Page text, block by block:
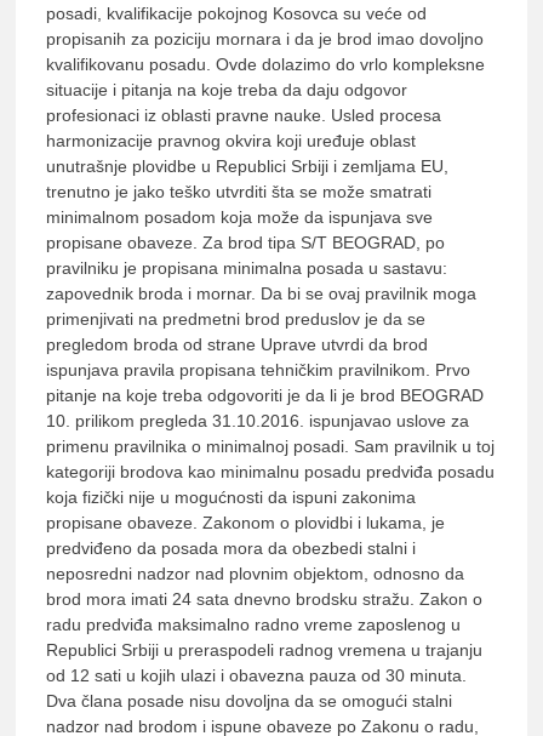
posadi, kvalifikacije pokojnog Kosovca su veće od
propisanih za poziciju mornara i da je brod imao dovoljno
kvalifikovanu posadu. Ovde dolazimo do vrlo kompleksne
situacije i pitanja na koje treba da daju odgovor
profesionaci iz oblasti pravne nauke. Usled procesa
harmonizacije pravnog okvira koji uređuje oblast
unutrašnje plovidbe u Republici Srbiji i zemljama EU,
trenutno je jako teško utvrditi šta se može smatrati
minimalnom posadom koja može da ispunjava sve
propisane obaveze. Za brod tipa S/T BEOGRAD, po
pravilniku je propisana minimalna posada u sastavu:
zapovednik broda i mornar. Da bi se ovaj pravilnik moga
primenjivati na predmetni brod preduslov je da se
pregledom broda od strane Uprave utvrdi da brod
ispunjava pravila propisana tehničkim pravilnikom. Prvo
pitanje na koje treba odgovoriti je da li je brod BEOGRAD
10. prilikom pregleda 31.10.2016. ispunjavao uslove za
primenu pravilnika o minimalnoj posadi. Sam pravilnik u toj
kategoriji brodova kao minimalnu posadu predviđa posadu
koja fizički nije u mogućnosti da ispuni zakonima
propisane obaveze. Zakonom o plovidbi i lukama, je
predviđeno da posada mora da obezbedi stalni i
neposredni nadzor nad plovnim objektom, odnosno da
brod mora imati 24 sata dnevno brodsku stražu. Zakon o
radu predviđa maksimalno radno vreme zaposlenog u
Republici Srbiji u preraspodeli radnog vremena u trajanju
od 12 sati u kojih ulazi i obavezna pauza od 30 minuta.
Dva člana posade nisu dovoljna da se omogući stalni
nadzor nad brodom i ispune obaveze po Zakonu o radu,